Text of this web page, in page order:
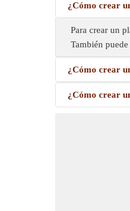
¿Cómo crear
Para crear un
También
¿Cómo crear
¿Cómo crear